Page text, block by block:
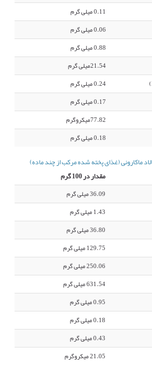
0.11 میلی گرم
0.06 میلی گرم
0.88 میلی گرم
21.54میلی گرم
0.24 میلی گرم
0.17 میلی گرم
77.82میکروگرم
0.18 میلی گرم
ماکارونی (غذای پخته شده مرکب از چند ماده)
مقدار در 100 گرم
36.09 میلی گرم
1.43 میلی گرم
36.80 میلی گرم
129.75 میلی گرم
250.06 میلی گرم
631.54 میلی گرم
0.95 میلی گرم
0.18 میلی گرم
0.43 میلی گرم
21.05 میکروگرم